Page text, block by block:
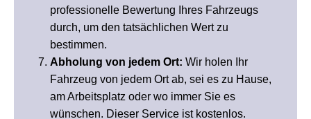
professionelle Bewertung Ihres Fahrzeugs
durch, um den tatsächlichen Wert zu
bestimmen.
Abholung von jedem Ort: Wir holen Ihr
Fahrzeug von jedem Ort ab, sei es zu Hause,
am Arbeitsplatz oder wo immer Sie es
wünschen. Dieser Service ist kostenlos.